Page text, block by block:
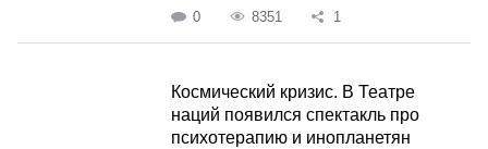
0 8351 1
Космический кризис. В Театре
наций появился спектакль про
психотерапию и инопланетян